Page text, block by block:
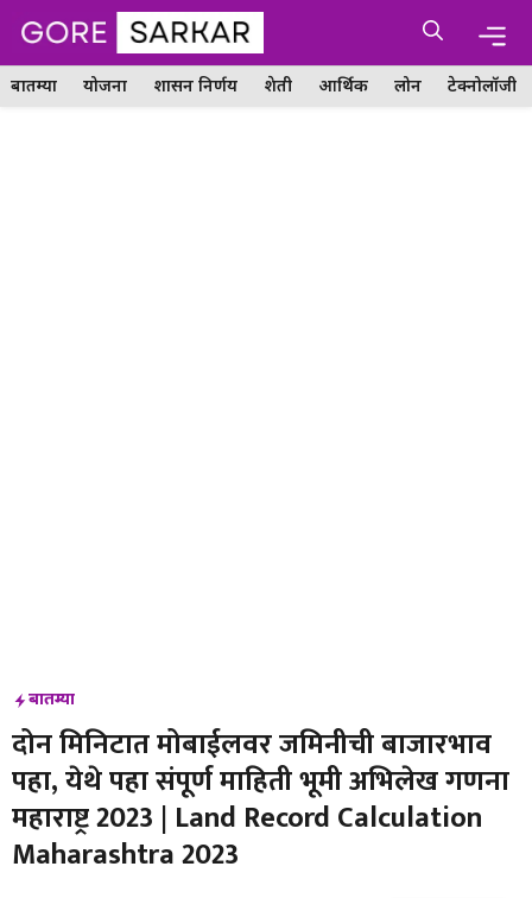
Skip
content
बातम्या योजना शासन निर्णय शेती आर्थिक लोन टेक्नोलॉजी
बातम्या
दोन मिनिटात मोबाईलवर जमिनीची बाजारभाव
पहा, येथे पहा संपूर्ण माहिती भूमी अभिलेख गणना
महाराष्ट्र 2023 | Land Record Calculation
Maharashtra 2023